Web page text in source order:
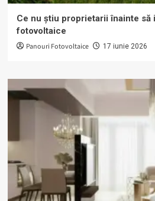
Ce nu știu proprietarii înainte să
fotovoltaice
Panouri Fotovoltaice 17 iunie 2026